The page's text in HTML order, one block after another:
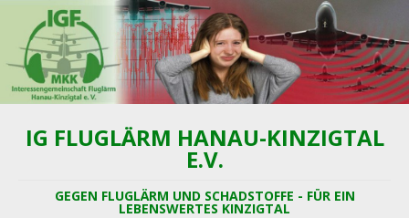
IG FLUGLÄRM HANAU-KINZIGTAL
E.V.
GEGEN FLUGLÄRM UND SCHADSTOFFE - FÜR EIN
LEBENSWERTES KINZIGTAL